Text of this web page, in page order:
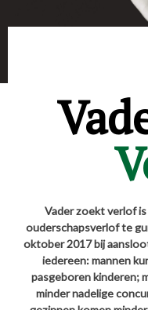
Vader zoekt verlof
ouderschapsverlof te
oktober 2017 bij
iedereen: mannen
pasgeboren kinderen;
minder nadelige